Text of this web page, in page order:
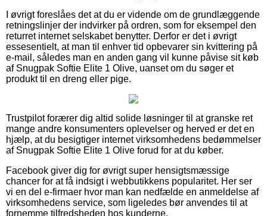
I øvrigt foreslåes det at du er vidende om de grundlæggende
retningslinjer der indvirker på ordren, som for eksempel den
returret internet selskabet benytter. Derfor er det i øvrigt
essesentielt, at man til enhver tid opbevarer sin kvittering på
e-mail, således man en anden gang vil kunne påvise sit køb
af Snugpak Softie Elite 1 Olive, uanset om du søger et
produkt til en dreng eller pige.
Trustpilot forærer dig altid solide løsninger til at granske ret
mange andre konsumenters oplevelser og herved er det en
hjælp, at du besigtiger internet virksomhedens bedømmelser
af Snugpak Softie Elite 1 Olive forud for at du køber.
Facebook giver dig for øvrigt super hensigtsmæssige
chancer for at få indsigt i webbutikkens popularitet. Her ser
vi en del e-firmaer hvor man kan nedfælde en anmeldelse af
virksomhedens service, som ligeledes bør anvendes til at
fornemme tilfredsheden hos kunderne.